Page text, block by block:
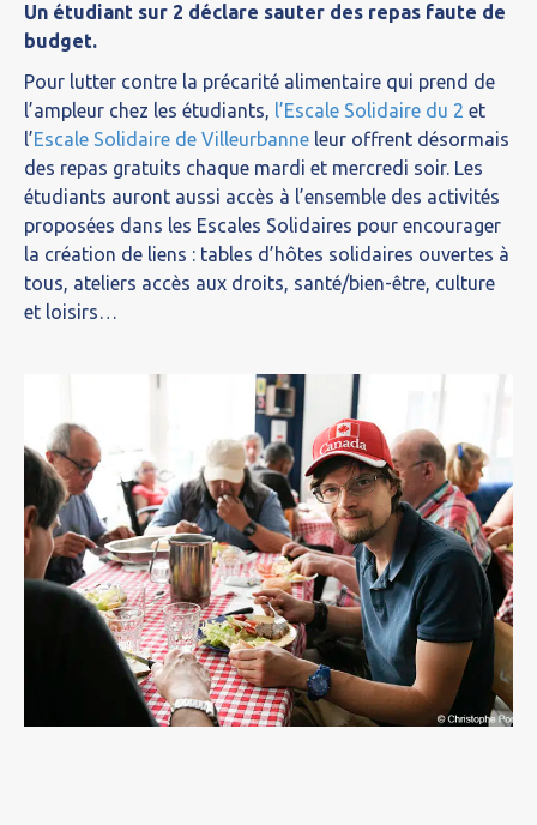
Un étudiant sur 2 déclare sauter des repas faute de
budget.
Pour lutter contre la précarité alimentaire qui prend de
l’ampleur chez les étudiants, l’Escale Solidaire du 2 et
l’Escale Solidaire de Villeurbanne leur offrent désormais
des repas gratuits chaque mardi et mercredi soir. Les
étudiants auront aussi accès à l’ensemble des activités
proposées dans les Escales Solidaires pour encourager
la création de liens : tables d’hôtes solidaires ouvertes à
tous, ateliers accès aux droits, santé/bien-être, culture
et loisirs…